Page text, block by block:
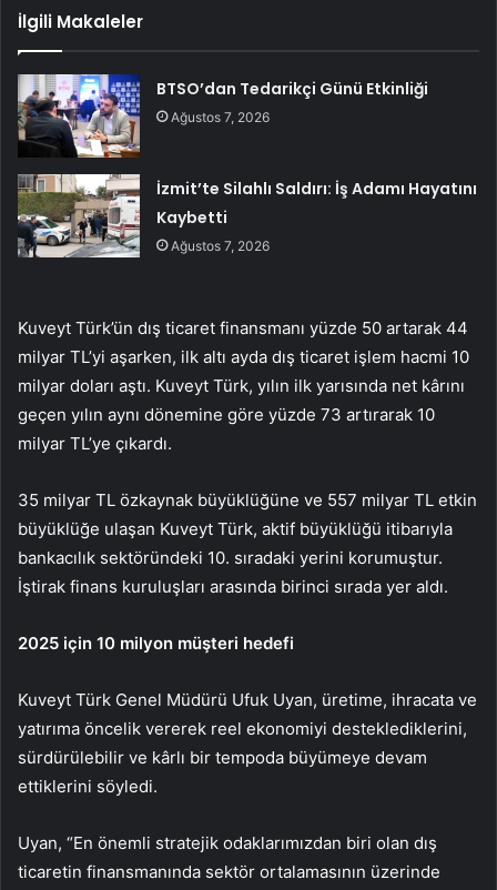
İlgili Makaleler
BTSO’dan Tedarikçi Günü Etkinliği
Ağustos 7, 2026
İzmit’te Silahlı Saldırı: İş Adamı Hayatını
Kaybetti
Ağustos 7, 2026
Kuveyt Türk’ün dış ticaret finansmanı yüzde 50 artarak 44
milyar TL’yi aşarken, ilk altı ayda dış ticaret işlem hacmi 10
milyar doları aştı. Kuveyt Türk, yılın ilk yarısında net kârını
geçen yılın aynı dönemine göre yüzde 73 artırarak 10
milyar TL’ye çıkardı.
35 milyar TL özkaynak büyüklüğüne ve 557 milyar TL etkin
büyüklüğe ulaşan Kuveyt Türk, aktif büyüklüğü itibarıyla
bankacılık sektöründeki 10. sıradaki yerini korumuştur.
İştirak finans kuruluşları arasında birinci sırada yer aldı.
2025 için 10 milyon müşteri hedefi
Kuveyt Türk Genel Müdürü Ufuk Uyan, üretime, ihracata ve
yatırıma öncelik vererek reel ekonomiyi desteklediklerini,
sürdürülebilir ve kârlı bir tempoda büyümeye devam
ettiklerini söyledi.
Uyan, “En önemli stratejik odaklarımızdan biri olan dış
ticaretin finansmanında sektör ortalamasının üzerinde